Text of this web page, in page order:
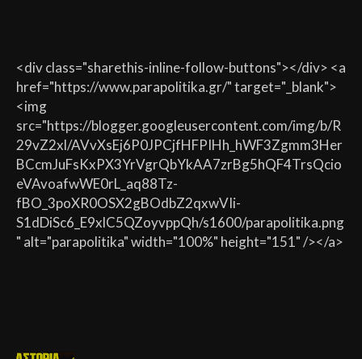
<div class="sharethis-inline-follow-buttons"></div> <a
href="https://www.parapolitika.gr/" target="_blank">
<img
src="https://blogger.googleusercontent.com/img/b/R
29vZ2xl/AVvXsEj6P0JPCjfHFPIHh_hWF3Zgmm3Her
BCcmJuFsKxPX3YrVgrQbYkAA7zrBg5hQF4TrsQcio
eVAvoafwWE0rL_aq88Tz-
fBO_3poXR0OSX2gBOdbZ2qxwVIi-
S1dDiSc6_E9xlC5QZoyvppQh/s1600/parapolitika.png
" alt="parapolitika" width="100%" height="151" /></a>